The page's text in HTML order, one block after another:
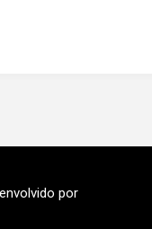
por